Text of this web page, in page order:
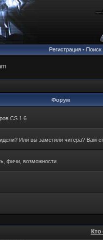
Регистрация• Поиск
Форум
CS 1.6
Или вы заметили читера? Вам
фичи, возможности